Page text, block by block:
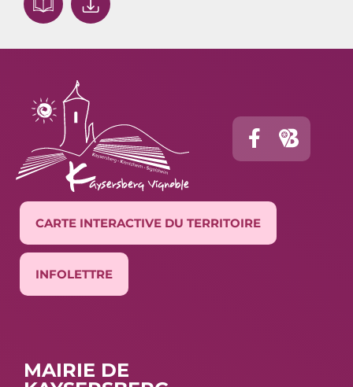
CARTE INTERACTIVE DU TERRITOIRE
INFOLETTRE
MAIRIE DE